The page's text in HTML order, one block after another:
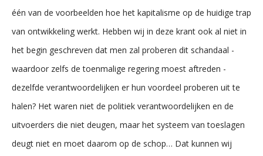
één van de voorbeelden hoe het kapitalisme op de huidige trap
van ontwikkeling werkt. Hebben wij in deze krant ook al niet in
het begin geschreven dat men zal proberen dit schandaal -
waardoor zelfs de toenmalige regering moest aftreden -
dezelfde verantwoordelijken er hun voordeel proberen uit te
halen? Het waren niet de politiek verantwoordelijken en de
uitvoerders die niet deugen, maar het systeem van toeslagen
deugt niet en moet daarom op de schop… Dat kunnen wij